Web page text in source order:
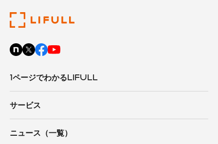
1ページでわかるLIFULL
サービス
ニュース（一覧）